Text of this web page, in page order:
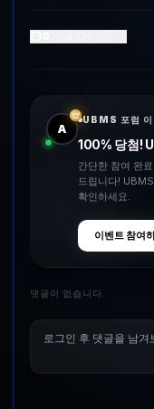
A
UBMS 포럼 이
100% 당첨!
간단한 참여 완
드립니다!
확인하세요.
이벤트 참여
댓글이 없습니다.